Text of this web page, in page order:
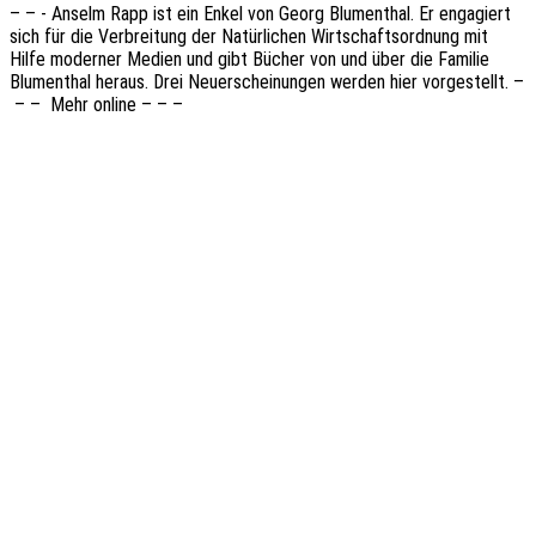
– – - Anselm Rapp ist ein Enkel von Georg Blumen­thal. Er enga­giert
sich für die Verbrei­tung der Natür­li­chen Wirt­schafts­ord­nung mit
Hilfe moder­ner Medien und gibt Bücher von und über die Fami­lie
Blumen­thal heraus. Drei Neuerschei­nun­gen werden hier vorge­stellt. –
– – Mehr online – – –